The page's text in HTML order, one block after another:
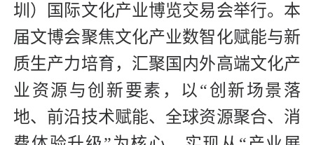
圳）国际文化产业博览交易会举行。本
届文博会聚焦文化产业数智化赋能与新
质生产力培育，汇聚国内外高端文化产
业资源与创新要素，以“创新场景落
地、前沿技术赋能、全球资源聚合、消